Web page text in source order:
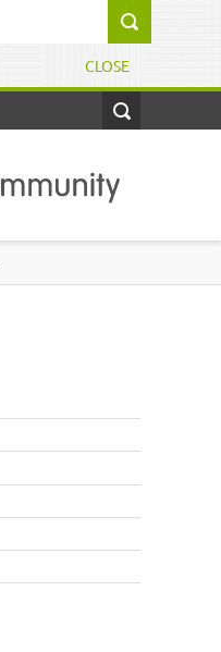
CLOSE